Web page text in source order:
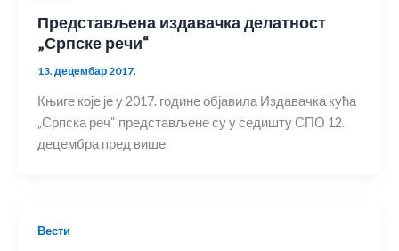
Представљена издавачка делатност
„Српске речи“
13. децембар 2017.
Књиге које је у 2017. године објавила Издавачка кућа
„Српска реч“ представљене су у седишту СПО 12.
децембра пред више
Вести